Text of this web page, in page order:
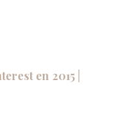
en 2015 |